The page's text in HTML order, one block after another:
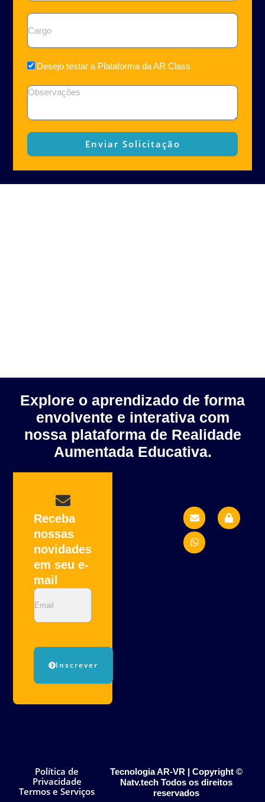
Cargo
TesteDesejo testar a Plataforma da AR Class
Observações
Enviar Solicitação
Explore o aprendizado de forma
envolvente e interativa com
nossa plataforma de Realidade
Aumentada Educativa.
Receba
nossas
novidades
em seu e-
mail
Email
Inscrever
E
n
v
e
l
o
L
o
c
W
h
a
t
s
a
Política de
Privacidade
Termos e Serviços
Tecnologia AR-VR | Copyright ©
Natv.tech Todos os direitos
reservados